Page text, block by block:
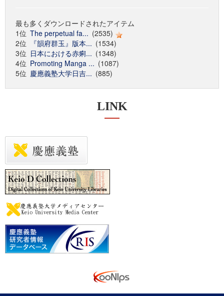
最も多くダウンロードされたアイテム
1位 The perpetual fa... (2535)
2位
『韻府群玉』版本... (1534)
3位 日本における赤痢... (1348)
4位 Promoting Manga ... (1087)
5位 慶應義塾大学日吉... (885)
LINK